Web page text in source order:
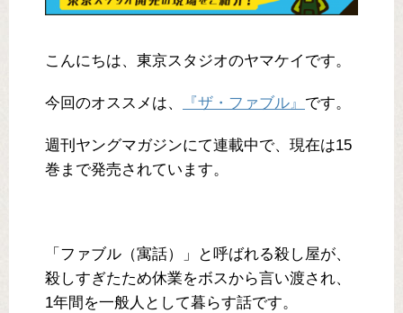
こんにちは、東京スタジオのヤマケイです。
今回のオススメは、 『ザ・ファブル』 です。
週刊ヤングマガジンにて連載中で、現在は15
巻まで発売されています。
「ファブル（寓話）」と呼ばれる殺し屋が、
殺しすぎたため休業をボスから言い渡され、
1年間を一般人として暮らす話です。